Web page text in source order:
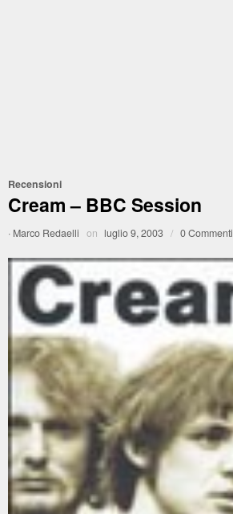
Recensioni
Cream – BBC Session
· Marco Redaelli on luglio 9, 2003 / 0 Commenti